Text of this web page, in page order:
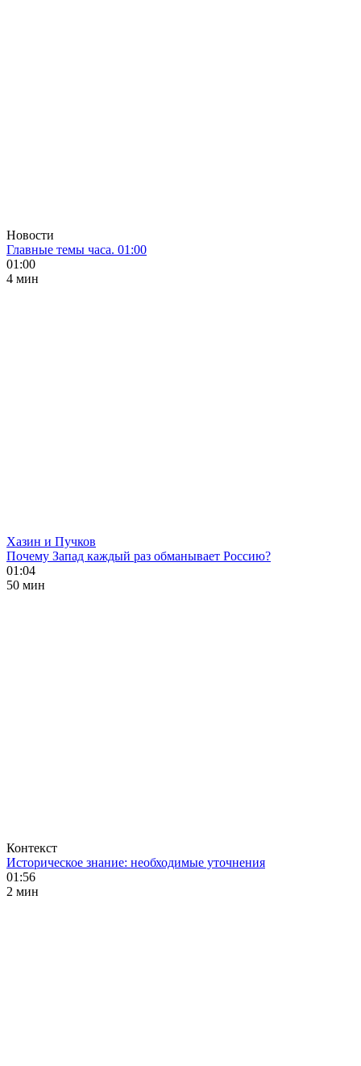
Новости
Главные темы часа. 01:00
01:00
4 мин
Хазин и Пучков
Почему Запад каждый раз обманывает Россию?
01:04
50 мин
Контекст
Историческое знание: необходимые уточнения
01:56
2 мин